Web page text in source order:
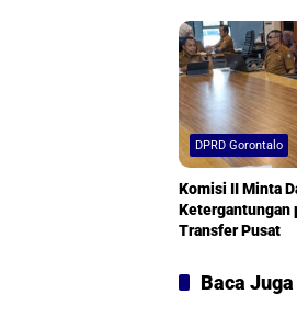
DPRD Gorontalo
Komisi II Minta
Ketergantungan
Transfer Pusat
Baca Juga